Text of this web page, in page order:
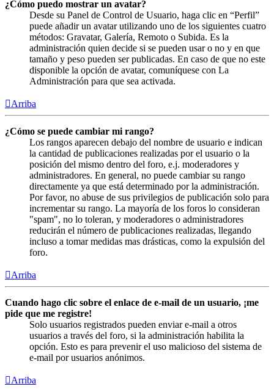
¿Cómo puedo mostrar un avatar?
Desde su Panel de Control de Usuario, haga clic en “Perfil”
puede añadir un avatar utilizando uno de los siguientes cuatro
métodos: Gravatar, Galería, Remoto o Subida. Es la
administración quien decide si se pueden usar o no y en que
tamaño y peso pueden ser publicadas. En caso de que no este
disponible la opción de avatar, comuníquese con La
Administración para que sea activada.
Arriba
¿Cómo se puede cambiar mi rango?
Los rangos aparecen debajo del nombre de usuario e indican
la cantidad de publicaciones realizadas por el usuario o la
posición del mismo dentro del foro, e.j. moderadores y
administradores. En general, no puede cambiar su rango
directamente ya que está determinado por la administración.
Por favor, no abuse de sus privilegios de publicación solo para
incrementar su rango. La mayoría de los foros lo consideran
"spam", no lo toleran, y moderadores o administradores
reducirán el número de publicaciones realizadas, llegando
incluso a tomar medidas mas drásticas, como la expulsión del
foro.
Arriba
Cuando hago clic sobre el enlace de e-mail de un usuario, ¡me
pide que me registre!
Solo usuarios registrados pueden enviar e-mail a otros
usuarios a través del foro, si la administración habilita la
opción. Esto es para prevenir el uso malicioso del sistema de
e-mail por usuarios anónimos.
Arriba